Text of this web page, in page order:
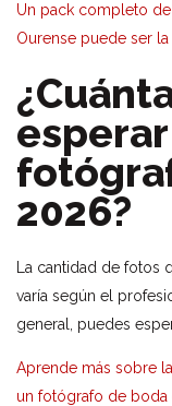
Un pack completo
Ourense puede ser
2026?
La cantidad de fotos
varía según el
general, puedes
Aprende más sobre
un fotógrafo de boda